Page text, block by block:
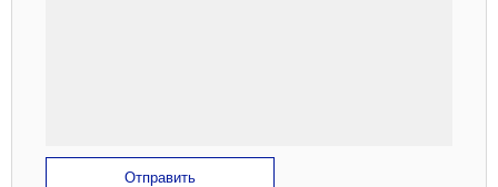
Отправить